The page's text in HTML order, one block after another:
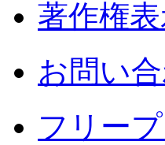
著作権
お問い
フリー